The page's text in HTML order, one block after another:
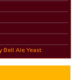
Ale Yeast